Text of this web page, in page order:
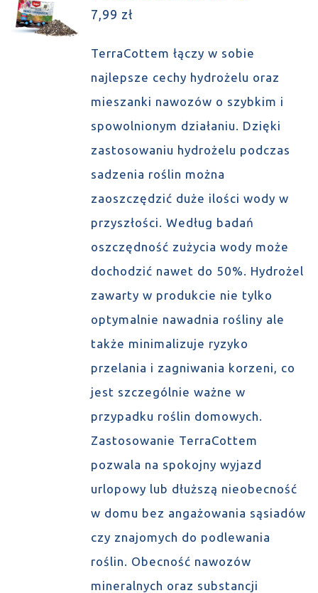
7,99 zł
TerraCottem łączy w sobie
najlepsze cechy hydrożelu oraz
mieszanki nawozów o szybkim i
spowolnionym działaniu. Dzięki
zastosowaniu hydrożelu podczas
sadzenia roślin można
zaoszczędzić duże ilości wody w
przyszłości. Według badań
oszczędność zużycia wody może
dochodzić nawet do 50%. Hydrożel
zawarty w produkcie nie tylko
optymalnie nawadnia rośliny ale
także minimalizuje ryzyko
przelania i zagniwania korzeni, co
jest szczególnie ważne w
przypadku roślin domowych.
Zastosowanie TerraCottem
pozwala na spokojny wyjazd
urlopowy lub dłuższą nieobecność
w domu bez angażowania sąsiadów
czy znajomych do podlewania
roślin. Obecność nawozów
mineralnych oraz substancji